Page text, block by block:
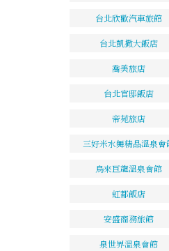
台北欣歡汽車旅館
台北凱撒大飯店
喬美旅店
台北官邸飯店
帝苑旅店
三好米水舞精品溫泉會
烏來巨龍溫泉會館
虹都飯店
安盛商務旅館
泉世界溫泉會館